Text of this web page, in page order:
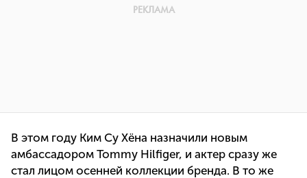
В этом году Ким Су Хёна назначили новым
амбассадором Tommy Hilfiger, и актер сразу же
стал лицом осенней коллекции бренда. В то же